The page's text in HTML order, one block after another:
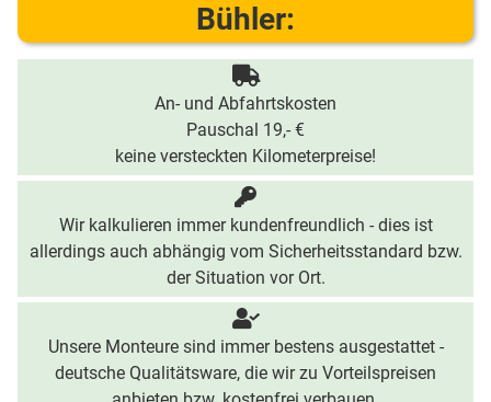
Bühler:
An- und Abfahrtskosten
Pauschal 19,- €
keine versteckten Kilometerpreise!
Wir kalkulieren immer kundenfreundlich - dies ist
allerdings auch abhängig vom Sicherheitsstandard bzw.
der Situation vor Ort.
Unsere Monteure sind immer bestens ausgestattet -
deutsche Qualitätsware, die wir zu Vorteilspreisen